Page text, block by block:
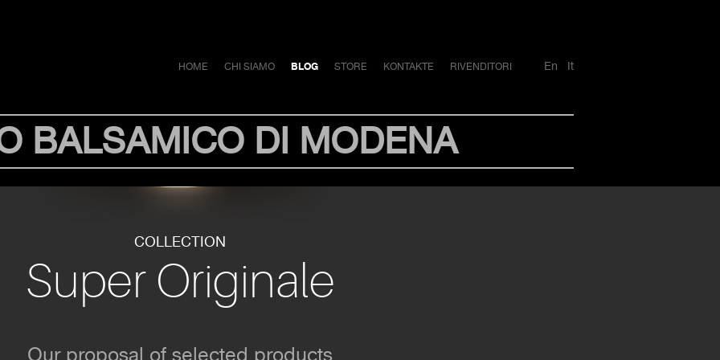
En It
HOME CHI SIAMO BLOG STORE KONTAKTE RIVENDITORI
BALSAMICO DI MODENA
COLLECTION
Super Originale
Our proposal of selected products